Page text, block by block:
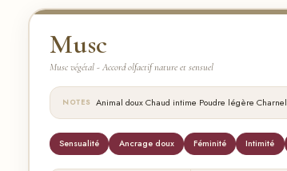
Musc
Musc végétal - Accord olfactif nature et sensuel
NOTES Animal doux·Chaud intime Poudre légère Charnel
Sensualité Ancrage doux Féminité Intimité